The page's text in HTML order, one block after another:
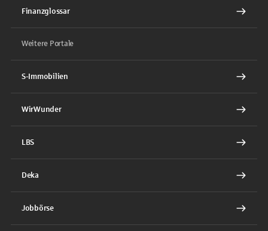
Finanzglossar
Weitere Portale
S-Immobilien
WirWunder
LBS
Deka
Jobbörse